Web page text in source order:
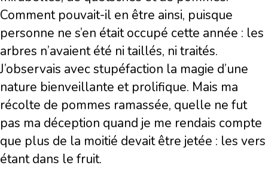
Comment pouvait-il en être ainsi, puisque
personne ne s’en était occupé cette année : les
arbres n’avaient été ni taillés, ni traités.
J’observais avec stupéfaction la magie d’une
nature bienveillante et prolifique. Mais ma
récolte de pommes ramassée, quelle ne fut
pas ma déception quand je me rendais compte
que plus de la moitié devait être jetée : les vers
étant dans le fruit.